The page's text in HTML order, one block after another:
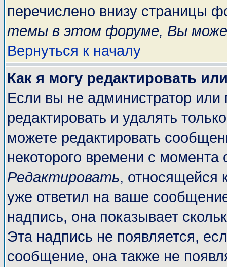
перечислено внизу страницы
темы в этом форуме, Вы
Вернуться к началу
Как я могу редактировать
Если вы не администратор
редактировать и удалять
можете редактировать
некоторого времени с
Редактировать, относящейся
уже ответил на ваше
надпись, она показывает
Эта надпись не появляется,
сообщение, она также не